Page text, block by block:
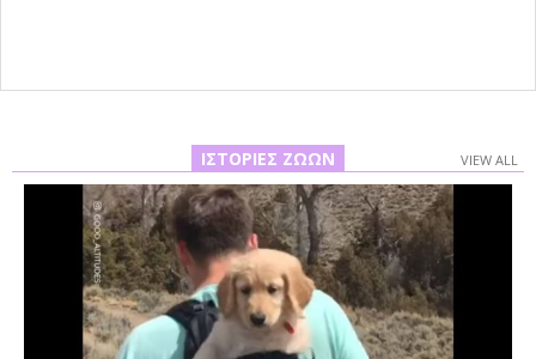
ΙΣΤΟΡΊΕΣ ΖΏΩΝ VIEW ALL